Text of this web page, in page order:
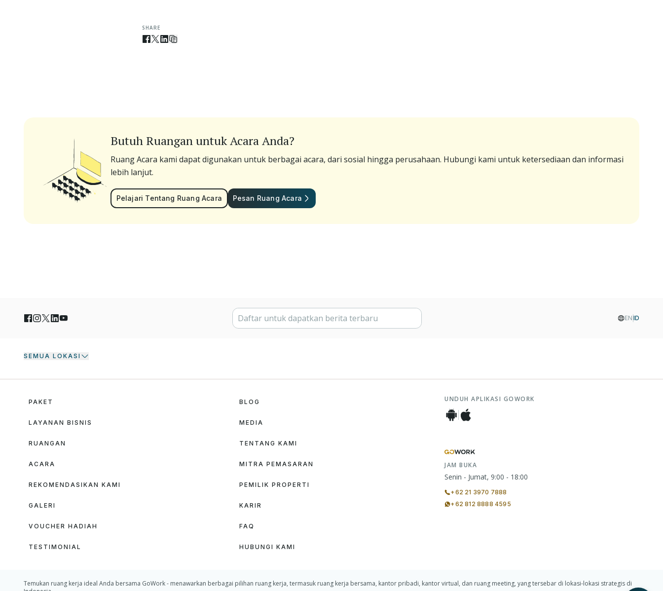
SHARE
Butuh Ruangan untuk Acara Anda?
Ruang Acara kami dapat digunakan untuk berbagai acara, dari sosial hingga perusahaan. Hubungi kami untuk ketersediaan dan informasi
lebih lanjut.
Pelajari Tentang Ruang Acara Pesan Ruang Acara
EN ID
SEMUA LOKASI
PAKET
LAYANAN BISNIS
RUANGAN
ACARA
REKOMENDASIKAN KAMI
GALERI
VOUCHER HADIAH
TESTIMONIAL
BLOG
MEDIA
TENTANG KAMI
MITRA PEMASARAN
PEMILIK PROPERTI
KARIR
FAQ
HUBUNGI KAMI
UNDUH APLIKASI GOWORK
JAM BUKA
Senin - Jumat, 9:00 - 18:00
+62 21 3970 7888
+62 812 8888 4595
Temukan ruang kerja ideal Anda bersama GoWork - menawarkan berbagai pilihan ruang kerja, termasuk ruang kerja bersama, kantor pribadi, kantor virtual, dan ruang meeting, yang tersebar di lokasi-lokasi strategis di